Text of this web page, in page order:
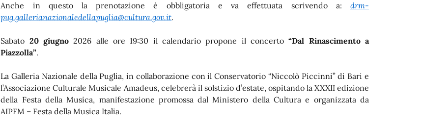
Anche in questo la prenotazione è obbligatoria e va effettuata scrivendo a: drm-
pug.gallerianazionaledellapuglia@cultura.gov.it.
Sabato 20 giugno 2026 alle ore 19:30 il calendario propone il concerto“Dal Rinascimento a
Piazzolla”.
La Galleria Nazionale della Puglia, in collaborazione con il Conservatorio “Niccolò Piccinni” di Bari e
l’Associazione Culturale Musicale Amadeus, celebrerà il solstizio d’estate, ospitando la XXXII edizione
della Festa della Musica, manifestazione promossa dal Ministero della Cultura e organizzata da
AIPFM – Festa della Musica Italia.